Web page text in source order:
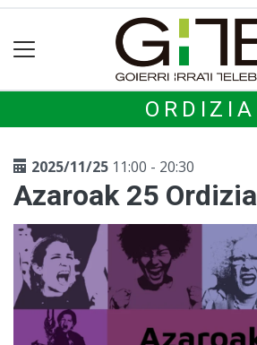
ORDIZIA
2025/11/25 11:00 - 20:30
Azaroak 25 Ordizia